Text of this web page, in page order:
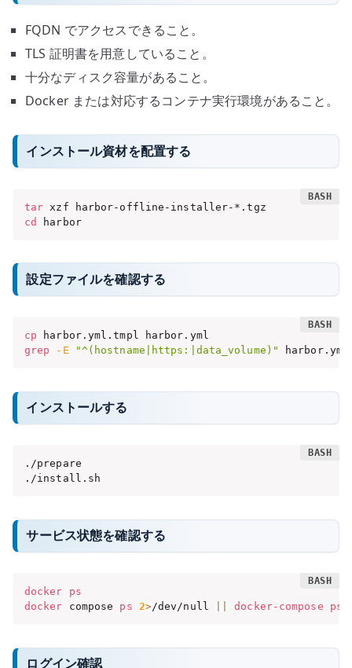
FQDN でアクセスできること。
TLS 証明書を用意していること。
十分なディスク容量があること。
Docker または対応するコンテナ実行環境があること。
インストール資材を配置する
tar
cd
harbor
設定ファイルを確認する
cp
grep
-E "^(hostname|https:|data_volume)" harbor.yml
インストールする
./prepare
./install.sh
サービス状態を確認する
docker
ps
docker compose ps 2>/dev/null docker-compose ps
ログイン確認